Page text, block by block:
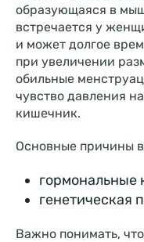
образующаяся в
встречается у
и может долгое
при увеличении
обильные
чувство давления
кишечник.
Основные причины
гормональные
генетическая
Важно понимать,